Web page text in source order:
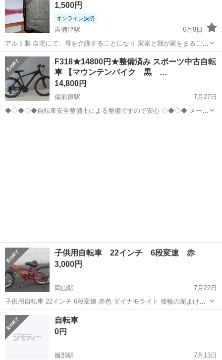
の家は今は誰も住ん...1,500円
オンライン決済
吉備津駅
6月8日
アルミ製 自宅にて、母を介護することになり 実家と我が家をまるごと
夫婦ふたりで 処分中 母が退院するまでの今日から１ヶ月以内で 大量
出品するので、説明は省きます。 ご理解をお願いします。 質問は、出
来るだけ答えたいと...
岡山 倉敷市 吉備津駅 マウンテンバイク テール
F318★14800円★整備済み スポーツ中古自転
車 【マウンテンバイク 黒 …
14,800円
備前原駅
7月27日
◆◇◆◇◆自転車安全整備士による整備ですので安心 ◇◆◇◆ メーカ
子供用自転車 22インチ 6段変速 赤
3,000円
岡山駅
7月22日
子供用自転車 22インチ 6段変速 赤色 ダイナモライト 後輪の泥よけ無
し ハンドル変速切り替え部分に一部破損あり(変速には支障無し） ハ
ンドルのゴムが一部破損 取引場所は岡山市内でご相談ください。
岡山 岡山駅
自転車
0円
服部駅 7月13日